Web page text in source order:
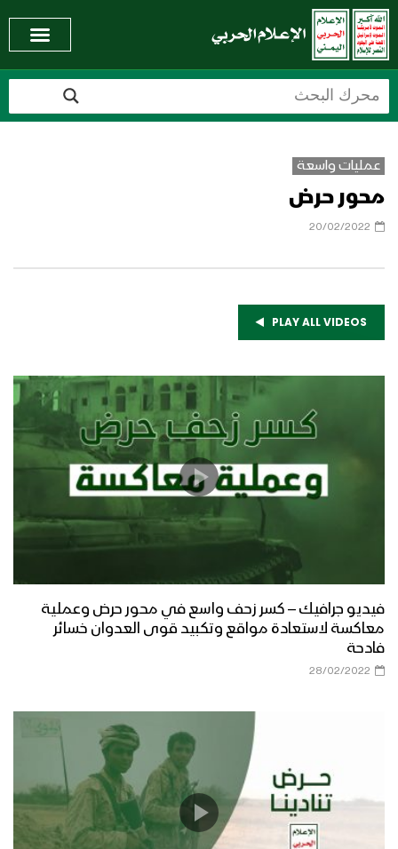
عمليات واسعة
محور حرض
20/02/2022
PLAY ALL VIDEOS
فيديو جرافيك – كسر زحف واسع في محور حرض وعملية
معاكسة لاستعادة مواقع وتكبيد قوى العدوان خسائر
فادحة
28/02/2022